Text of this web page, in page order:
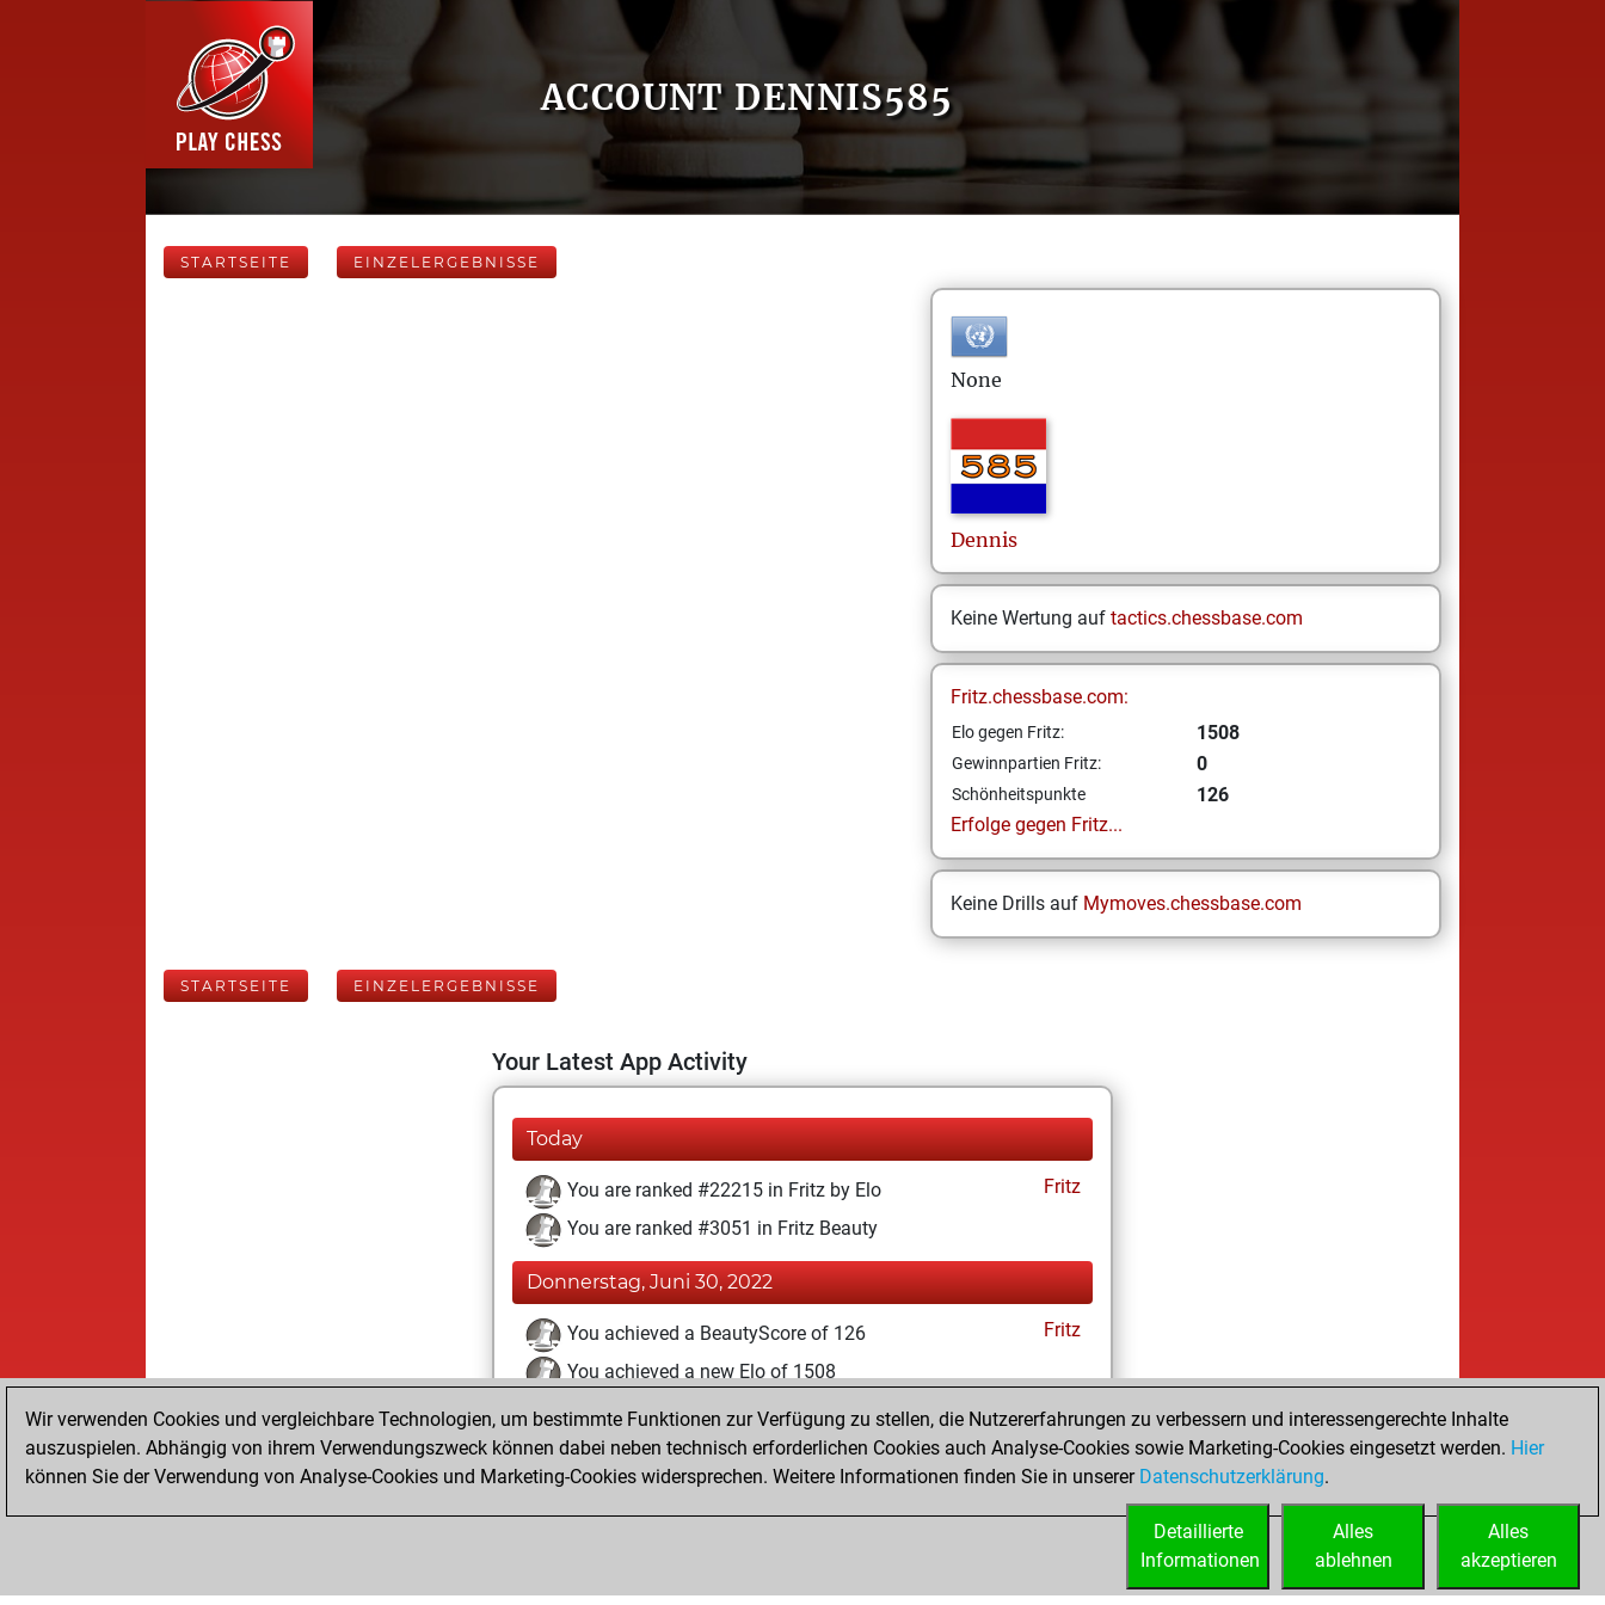
ACCOUNT DENNIS585
STARTSEITE EINZELERGEBNISSE
None
Dennis
Keine Wertung auf tactics.chessbase.com
Fritz.chessbase.com:
Elo gegen Fritz: 1508
Gewinnpartien Fritz: 0
Schönheitspunkte
126
Erfolge gegen Fritz...
Keine Drills auf Mymoves.chessbase.com
STARTSEITE EINZELERGEBNISSE
Your Latest App Activity
Today
You are ranked #22215 in Fritz by Elo
Fritz
You are ranked #3051 in Fritz Beauty
Donnerstag, Juni 30, 2022
You achieved a BeautyScore of 126
Fritz
You achieved a new Elo of 1508
Dienstag, Mai 24, 2022
You created your Fritz account Fritz
Wir verwenden Cookies und vergleichbare Technologien, um bestimmte Funktionen zur Verfügung zu stellen, die Nutzererfahrungen zu verbessern und interessengerechte Inhalte
auszuspielen. Abhängig von ihrem Verwendungszweck können dabei neben technisch erforderlichen Cookies auch Analyse-Cookies sowie Marketing-Cookies eingesetzt werden. Hier
können Sie der Verwendung von Analyse-Cookies und Marketing-Cookies widersprechen. Weitere Informationen finden Sie in unserer Datenschutzerklärung.
Alles
akzeptieren
Alles
ablehnen
Detaillierte
Informationen